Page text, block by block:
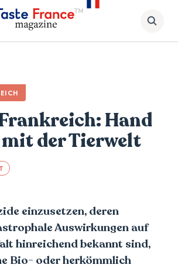
Hand
der Tierwelt
einzusetzen, deren
Auswirkungen auf
hinreichend bekannt sind,
Bio- oder herkömmlich